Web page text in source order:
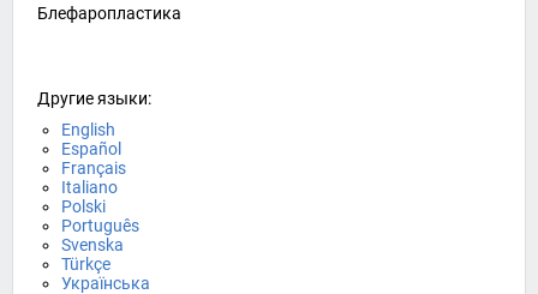
Блефаропластика
Другие языки:
English
Español
Français
Italiano
Polski
Português
Svenska
Türkçe
Українська